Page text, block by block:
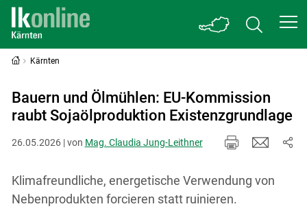
Kärnten
Bauern und Ölmühlen: EU-Kommission
raubt Sojaölproduktion Existenzgrundlage
26.05.2026 | von Mag. Claudia Jung-Leithner
Klimafreundliche, energetische Verwendung von
Nebenprodukten forcieren statt ruinieren.